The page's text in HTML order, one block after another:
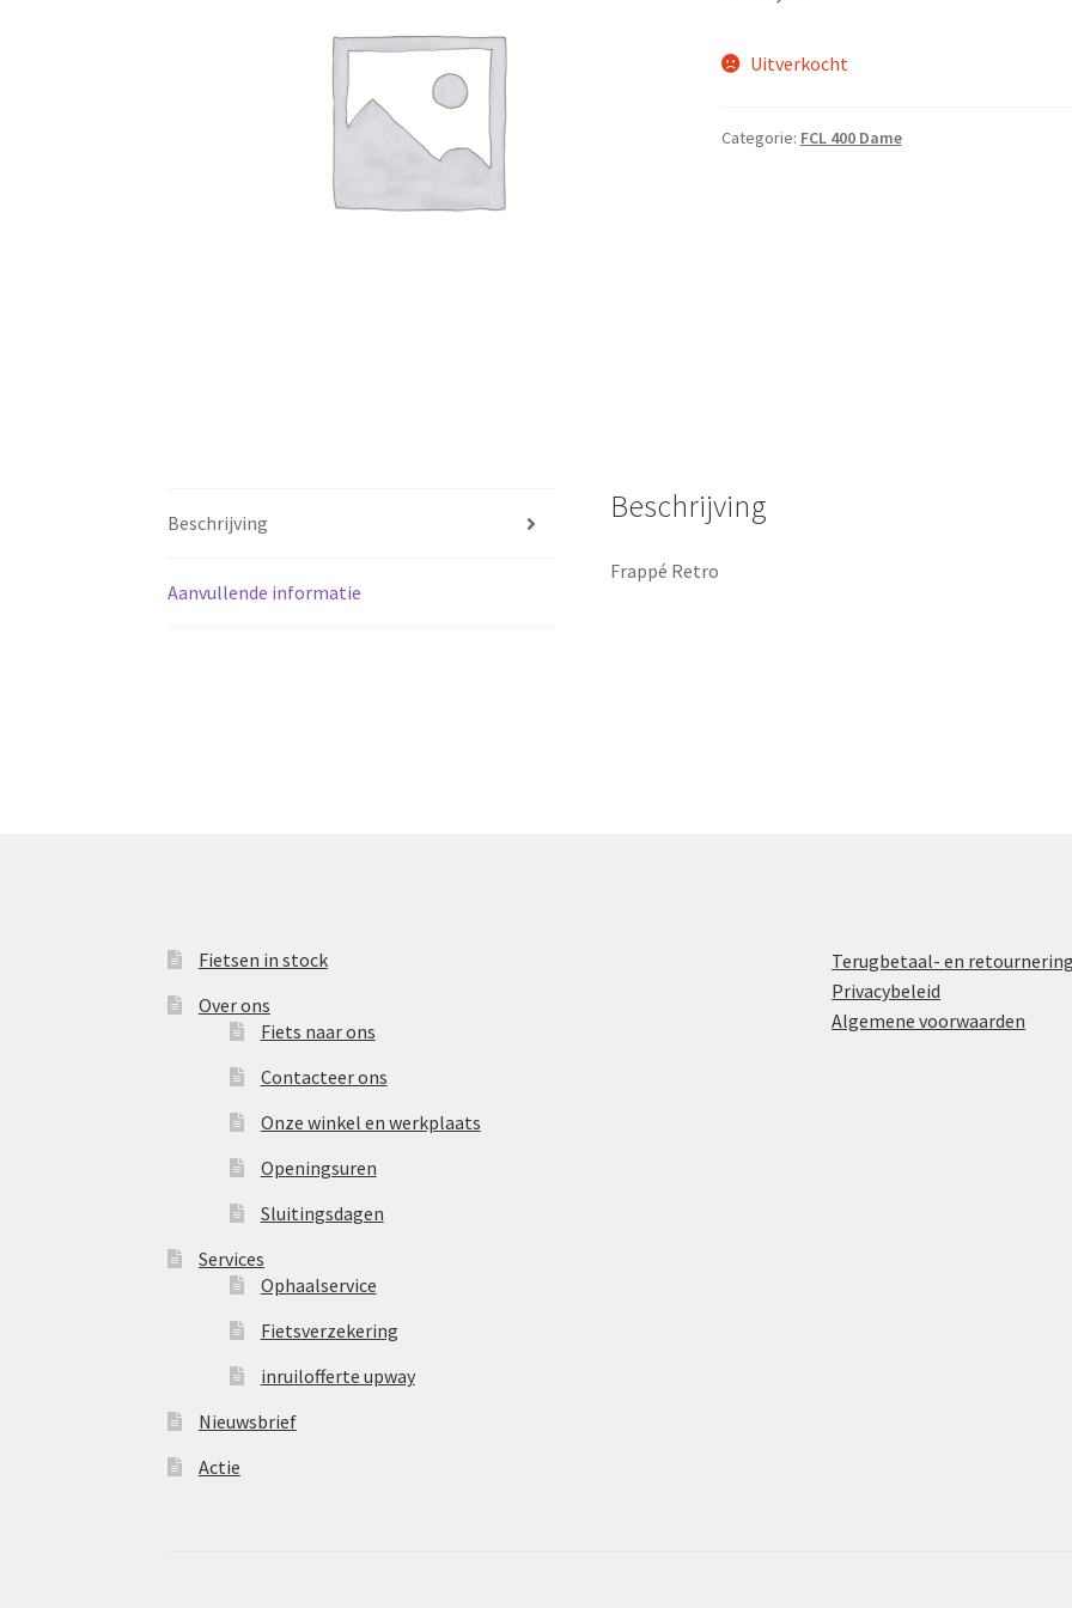
Uitverkocht
Categorie: FCL 400 Dame
Beschrijving
Aanvullende informatie
Beschrijving
Frappé Retro
Fietsen in stock
Over ons
Fiets naar ons
Contacteer ons
Onze winkel en werkplaats
Openingsuren
Sluitingsdagen
Services
Ophaalservice
Fietsverzekering
inruilofferte upway
Nieuwsbrief
Actie
Terugbetaal- en
Privacybeleid
Algemene voorwaarden